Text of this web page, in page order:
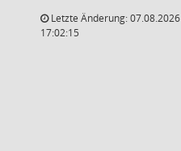
Letzte Änderung: 07.08.2026
17:02:15